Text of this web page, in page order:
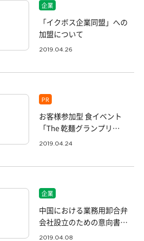
企業
「イクボス企業同盟」への
加盟について
2019.04.26
PR
お客様参加型 食イベント
「The 乾麺グランプリ
2019」 開催のご案内
2019.04.24
企業
中国における業務用卸合弁
会社設立のための意向書締
結に関するお知らせ
2019.04.08